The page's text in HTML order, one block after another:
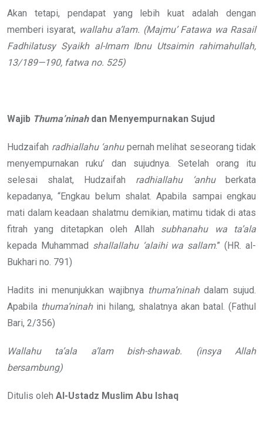
Akan tetapi, pendapat yang lebih kuat adalah dengan
memberi isyarat, wallahu a’lam. (Majmu’ Fatawa wa Rasail
Fadhilatusy Syaikh al-Imam Ibnu Utsaimin rahimahullah,
13/189—190, fatwa no. 525)
Wajib Thuma’ninahdan Menyempurnakan Sujud
Hudzaifah radhiallahu ‘anhupernah melihat seseorang tidak
menyempurnakan ruku’ dan sujudnya. Setelah orang itu
selesai shalat, Hudzaifah radhiallahu ‘anhuberkata
kepadanya, “Engkau belum shalat. Apabila sampai engkau
mati dalam keadaan shalatmu demikian, matimu tidak di atas
fitrah yang ditetapkan oleh Allah subhanahu wa ta’ala
kepada Muhammad shallallahu ‘alaihi wa sallam.” (HR. al-
Bukhari no. 791)
Hadits ini menunjukkan wajibnya thuma’ninahdalam sujud.
Apabila thuma’ninahini hilang, shalatnya akan batal. (Fathul
Bari, 2/356)
Wallahu ta’ala a’lam bish-shawab. (insya Allah
bersambung)
Ditulis oleh Al-Ustadz Muslim Abu Ishaq